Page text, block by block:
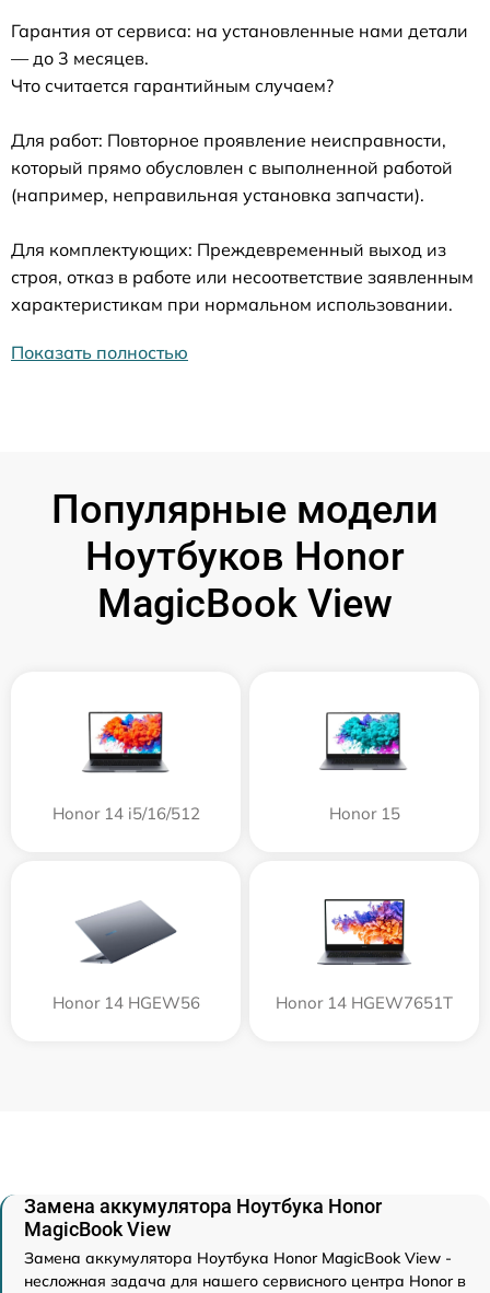
Гарантия от сервиса: на установленные нами детали
— до 3 месяцев.
Что считается гарантийным случаем?
Для работ: Повторное проявление неисправности,
который прямо обусловлен с выполненной работой
(например, неправильная установка запчасти).
Для комплектующих: Преждевременный выход из
строя, отказ в работе или несоответствие заявленным
характеристикам при нормальном использовании.
Показать полностью
Популярные модели
Ноутбуков Honor
MagicBook View
Honor 14 i5/16/512 Honor 15
Honor 14 HGEW56 Honor 14 HGEW7651T
Замена аккумулятора Ноутбука Honor
MagicBook View
Замена аккумулятора Ноутбука Honor MagicBook View -
несложная задача для нашего сервисного центра Honor в